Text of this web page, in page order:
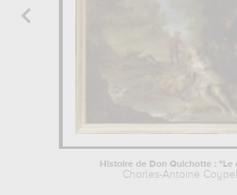
Histoire de Don Quichotte : "Le
Charles-Antoine Coypel